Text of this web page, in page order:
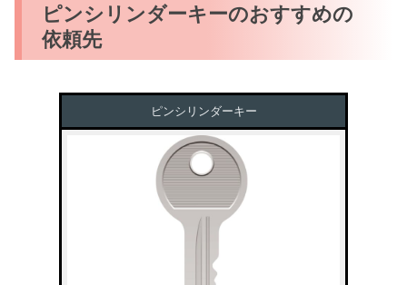
ピンシリンダーキーのおすすめの
依頼先
ピンシリンダーキー